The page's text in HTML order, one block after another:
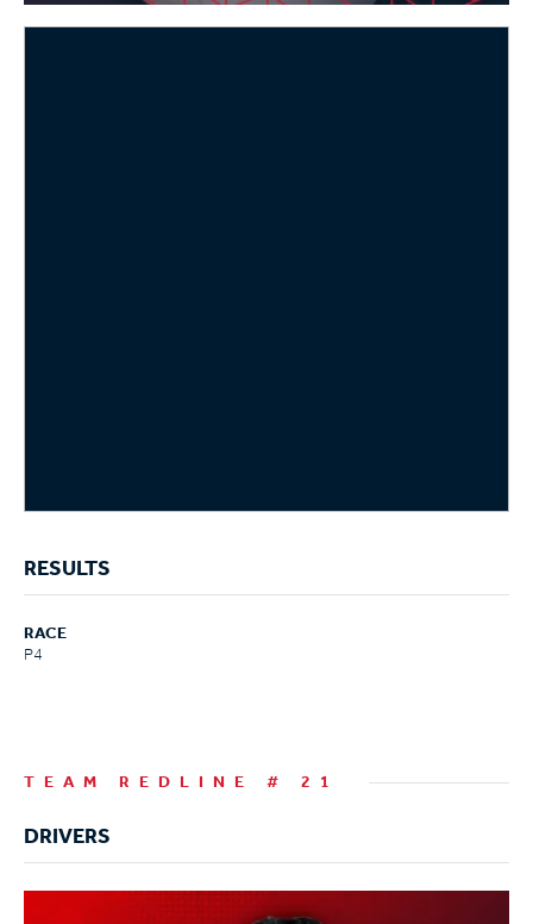
RESULTS
RACE
P4
TEAM REDLINE # 21
DRIVERS